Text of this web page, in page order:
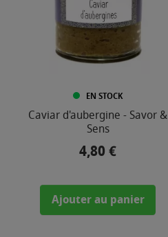
EN STOCK
Caviar d'aubergine - Savor &
Sens
Prix
4,80 €
Ajouter au panier